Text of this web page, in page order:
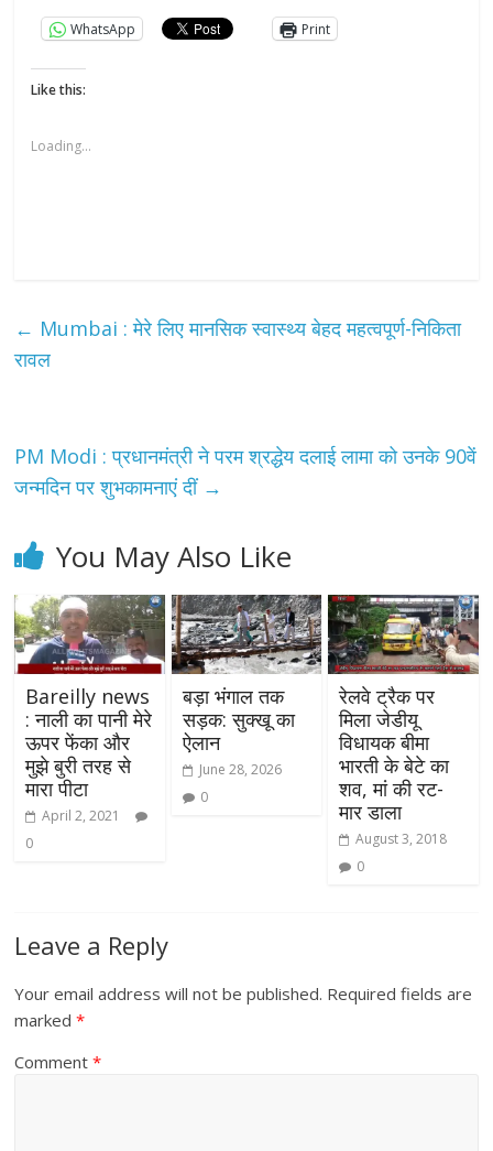
WhatsApp Print
Like this:
Loading...
← Mumbai : मेरे लिए मानसिक स्वास्थ्य बेहद महत्वपूर्ण-निकिता
रावल
PM Modi : प्रधानमंत्री ने परम श्रद्धेय दलाई लामा को उनके 90वें
जन्मदिन पर शुभकामनाएं दीं →
You May Also Like
Bareilly news
: नाली का पानी मेरे
ऊपर फेंका और
मुझे बुरी तरह से
मारा पीटा
April 2, 2021
0
बड़ा भंगाल तक
सड़क: सुक्खू का
ऐलान
June 28, 2026
0
रेलवे ट्रैक पर
मिला जेडीयू
विधायक बीमा
भारती के बेटे का
शव, मां की रट-
मार डाला
August 3, 2018
0
Leave a Reply
Your email address will not be published. Required fields are
marked*
Comment*